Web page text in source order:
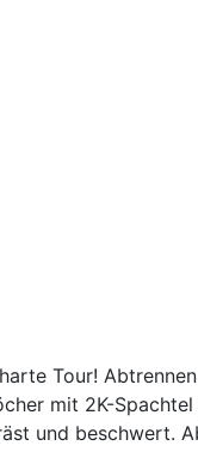
Tour!
mit 2K-
und beschwert.